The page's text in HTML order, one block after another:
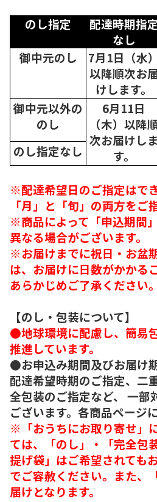
のし指定
配達時期指定
なし
御中元のし
7月1日（水）
以降順次お
けします。
御中元以外の
のし
6月11日
（木）以降
次お届けしま
す。
のし指定なし
※配達希望日のご指定はで
「月」と「旬」の両方をご
※商品によって「申込期間
異なる場合がございます。
※お届けまでに祝日・お盆
は、お届けに日数がかかる
あらかじめご了承ください
【のし・包装について】
●地球環境に配慮し、簡易
推進しています。
●お申込み期間及びお届け
配達希望時期のご指定、二
全包装のご指定など、 一部
ございます。各商品ページ
※「おうちにお取り寄せ」
ては、「のし」・「完全包
提げ袋」はご希望されても
でご容赦ください。また、
届けとなります。